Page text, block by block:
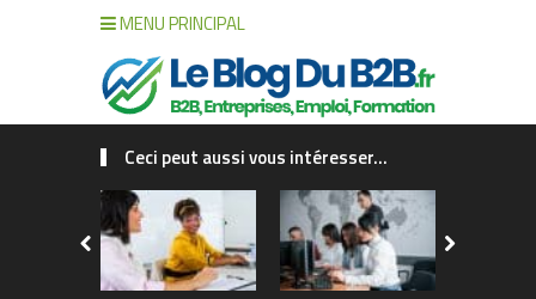
MENU PRINCIPAL
Ceci peut aussi vous intéresser...